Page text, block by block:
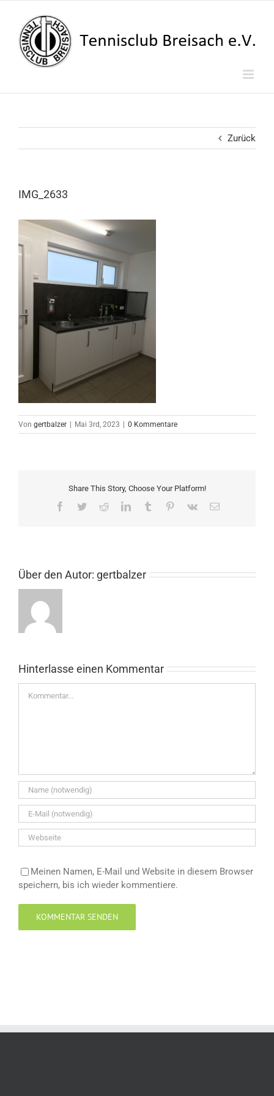
springen
Zurück
IMG_2633
Von gertbalzer Mai 3rd, 2023 0 Kommentare
Share This Story, Choose Your Platform!
Facebook
TwitterRedditLinkedInTumblr Pinterest
Vk
E-
Über den Autor: gertbalzer
Hinterlasse einen Kommentar
Meinen Namen, E-Mail und Website in diesem Browser
speichern, bis ich wieder kommentiere.